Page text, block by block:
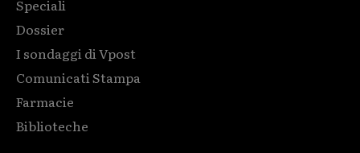
Speciali
Dossier
I sondaggi di Vpost
Comunicati Stampa
Farmacie
Biblioteche